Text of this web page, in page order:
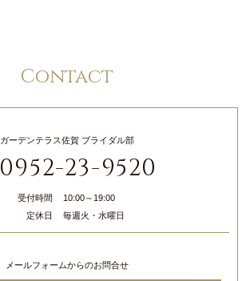
Contact
ガーデンテラス佐賀 ブライダル部
0952-23-9520
受付時間
10:00～19:00
定休日
毎週火・水曜日
メールフォームからのお問合せ